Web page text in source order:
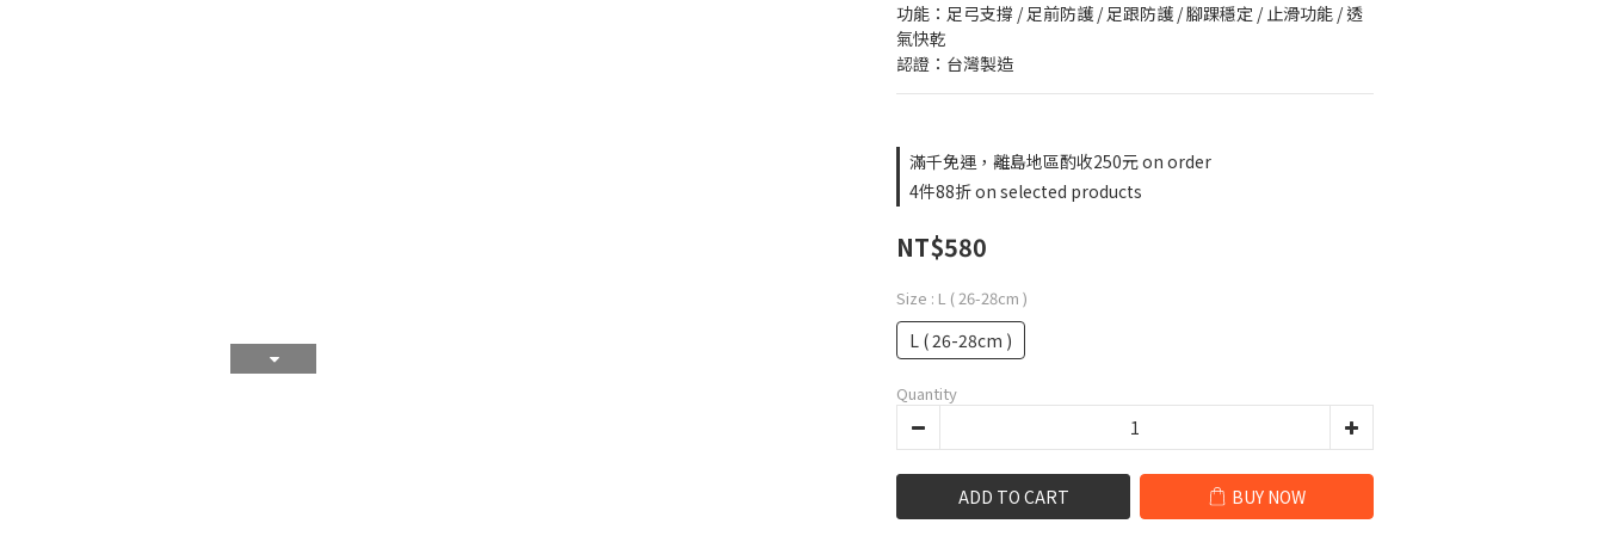
功能：足弓支撐 / 足前防護 / 足跟防護 / 腳踝穩定 / 止滑功能 / 透
氣快乾
認證：台灣製造
滿千免運，離島地區酌收250元 on order
4件88折 on selected products
NT$580
Size : L ( 26-28cm )
L ( 26-28cm )
Quantity
ADD TO CART BUY NOW